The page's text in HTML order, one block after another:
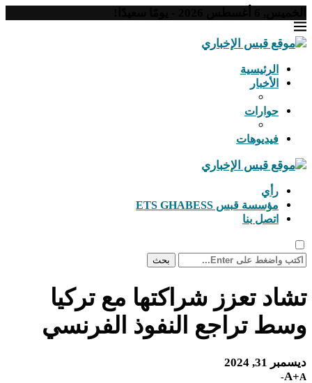
الرئيسية
الأخبار
حوارات
فيديوهات
رأي
مؤسسة قبس ETS GHABESS
اتصل بنا
تعزز شراكتها مع تركيا
تراجع النفوذ الفرنسي
31, 2024